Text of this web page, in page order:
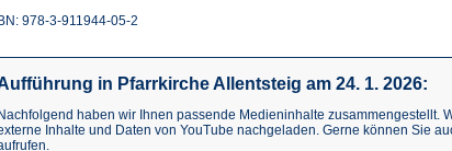
978-3-911944-05-2
in Pfarrkirche Allentsteig am 24. 1. 2026:
Nachfolgend haben wir Ihnen passende Medieninhalte zusammengestellt.
Inhalte und Daten von YouTube nachgeladen. Gerne können Sie